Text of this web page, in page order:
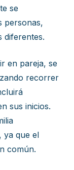
se
personas,
diferentes.
en pareja, se
recorrer
sus inicios.
ya que el
común.